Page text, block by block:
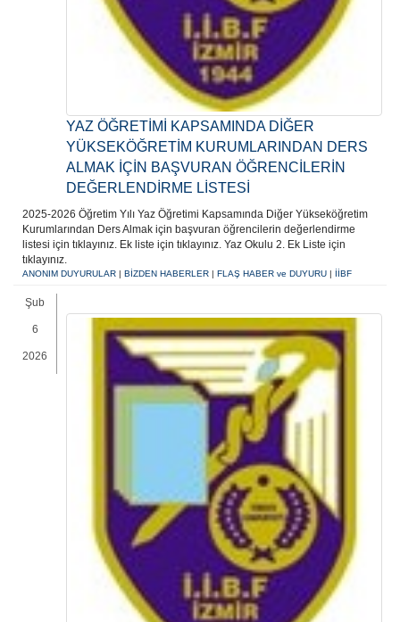
YAZ ÖĞRETİMİ KAPSAMINDA DİĞER
YÜKSEKÖĞRETİM KURUMLARINDAN DERS
ALMAK İÇİN BAŞVURAN ÖĞRENCİLERİN
DEĞERLENDİRME LİSTESİ
2025-2026 Öğretim Yılı Yaz Öğretimi Kapsamında Diğer Yükseköğretim
Kurumlarından Ders Almak için başvuran öğrencilerin değerlendirme
listesi için tıklayınız. Ek liste için tıklayınız. Yaz Okulu 2. Ek Liste için
tıklayınız.
ANONIM DUYURULAR | BİZDEN HABERLER | FLAŞ HABER ve DUYURU | İİBF
Şub
6
2026